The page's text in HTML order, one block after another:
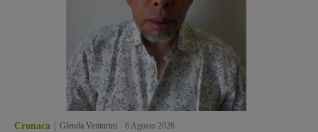
Cronaca Glenda Venturini 6 Agosto 2026